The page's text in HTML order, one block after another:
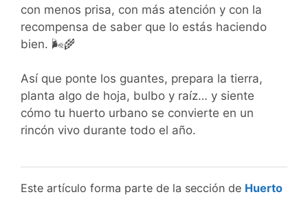
con menos prisa, con más atención y con la
recompensa de saber que lo estás haciendo
bien. 🌬️🌾
Así que ponte los guantes, prepara la tierra,
planta algo de hoja, bulbo y raíz… y siente
cómo tu huerto urbano se convierte en un
rincón vivo durante todo el año.
Este artículo forma parte de la sección de Huerto